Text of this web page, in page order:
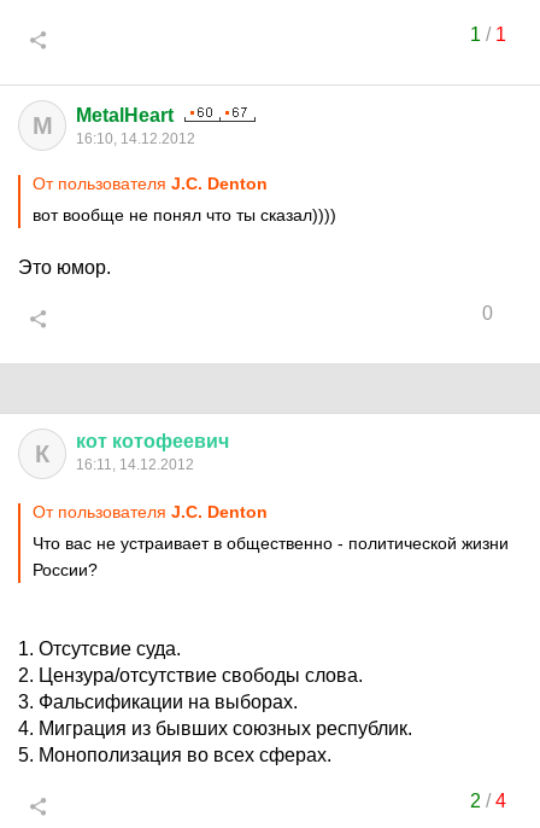
1 / 1
M MetalHeart
16:10, 14.12.2012
От пользователя J.C. Denton
вот вообще не понял что ты сказал))))
Это юмор.
0
К кот котофеевич
16:11, 14.12.2012
От пользователя J.C. Denton
Что вас не устраивает в общественно - политической жизни
России?
1. Отсутсвие суда.
2. Цензура/отсутствие свободы слова.
3. Фальсификации на выборах.
4. Миграция из бывших союзных республик.
5. Монополизация во всех сферах.
2 /4